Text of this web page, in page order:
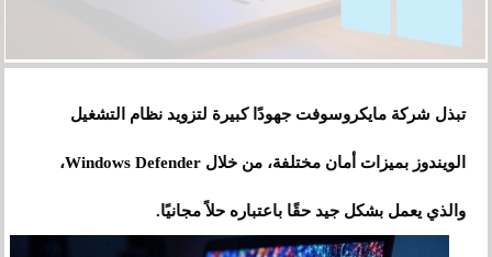
تبذل شركةمايكروسوفتجهودًا كبيرة لتزويد نظام التشغيل
الويندوز بميزات أمان مختلفة، من خلال Windows Defender،
والذي يعمل بشكل جيد حقًا باعتباره حلاً مجانيًا.